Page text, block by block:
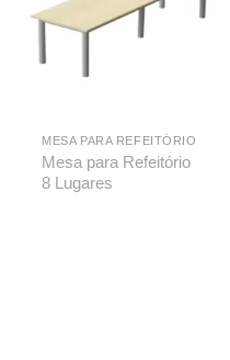
MESA PARA REFEITÓRIO
Mesa para Refeitório
8 Lugares